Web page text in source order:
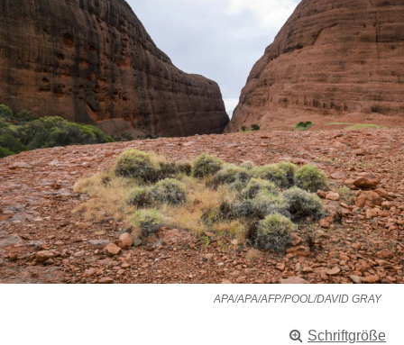
APA/APA/AFP/POOL/DAVID GRAY
Schriftgröße